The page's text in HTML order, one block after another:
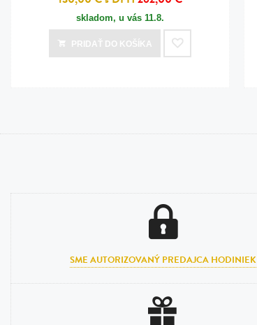
skladom, u vás 11.8.
PRIDAŤ DO KOŠÍKA
SME AUTORIZOVANÝ PREDAJCA HODINIEK